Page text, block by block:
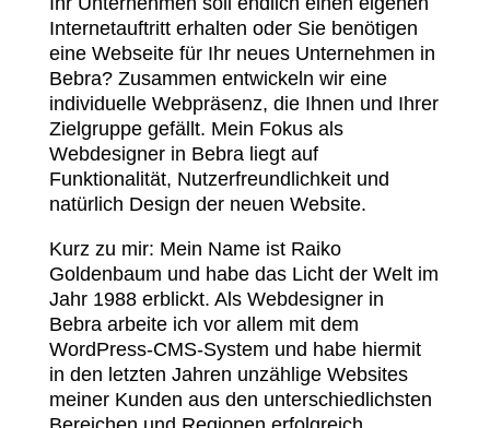
Internetauftritt erhalten oder Sie benötigen
eine Webseite für Ihr neues Unternehmen in
Bebra? Zusammen entwickeln wir eine
individuelle Webpräsenz, die Ihnen und Ihrer
Zielgruppe gefällt. Mein Fokus als
Webdesigner in Bebra liegt auf
Funktionalität, Nutzerfreundlichkeit und
natürlich Design der neuen Website.
Kurz zu mir: Mein Name ist Raiko
Goldenbaum und habe das Licht der Welt im
Jahr 1988 erblickt. Als Webdesigner in
Bebra arbeite ich vor allem mit dem
WordPress-CMS-System und habe hiermit
in den letzten Jahren unzählige Websites
meiner Kunden aus den unterschiedlichsten